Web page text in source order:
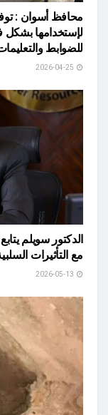
لإستخدامها
للضوابط
الدكتور سويلم
مع التأثيرات